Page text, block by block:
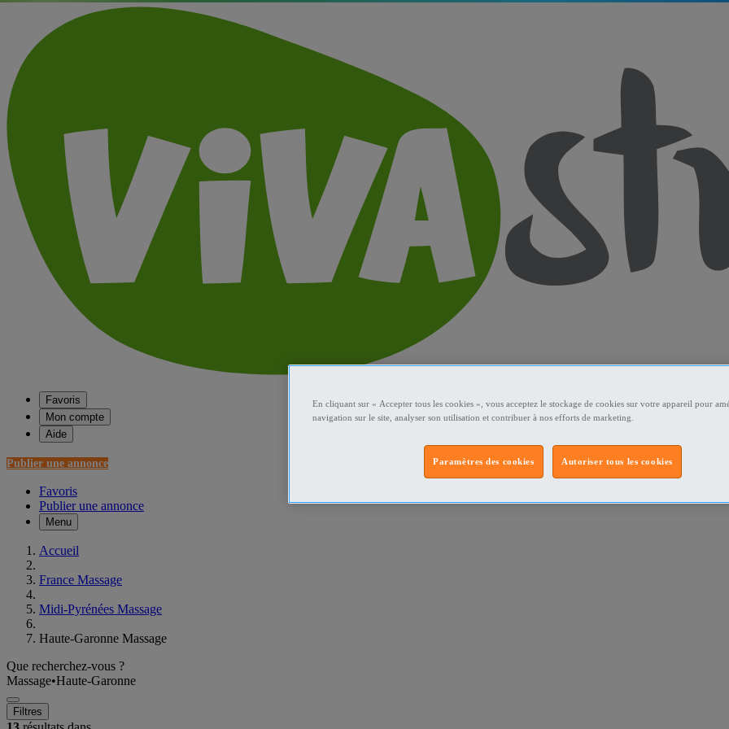
Favoris
Mon compte
Aide
Publier une annonce
Favoris
Publier une annonce
Menu
Accueil
France Massage
Midi-Pyrénées Massage
Haute-Garonne Massage
Que recherchez-vous ?
Massage•Haute-Garonne
Filtres
En cliquant sur « Accepter tous les cookies », vous acceptez le stockage de cookies sur votre appareil pour
navigation sur le site, analyser son utilisation et contribuer à nos efforts de marketing.
Autoriser tous les cookies
Paramètres des cookies